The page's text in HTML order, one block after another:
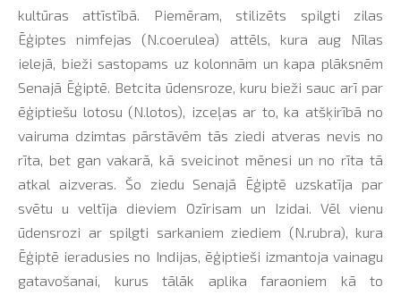
kultūras attīstībā. Piemēram, stilizēts spilgti zilas
Ēģiptes nimfejas (N.coerulea) attēls, kura aug Nīlas
ielejā, bieži sastopams uz kolonnām un kapa plāksnēm
Senajā Ēģiptē. Betcita ūdensroze, kuru bieži sauc arī par
ēģiptiešu lotosu (N.lotos), izceļas ar to, ka atšķirībā no
vairuma dzimtas pārstāvēm tās ziedi atveras nevis no
rīta, bet gan vakarā, kā sveicinot mēnesi un no rīta tā
atkal aizveras. Šo ziedu Senajā Ēģiptē uzskatīja par
svētu u veltīja dieviem Ozīrisam un Izidai. Vēl vienu
ūdensrozi ar spilgti sarkaniem ziediem (N.rubra), kura
Ēģiptē ieradusies no Indijas, ēģiptieši izmantoja vainagu
gatavošanai, kurus tālāk aplika faraoniem kā to